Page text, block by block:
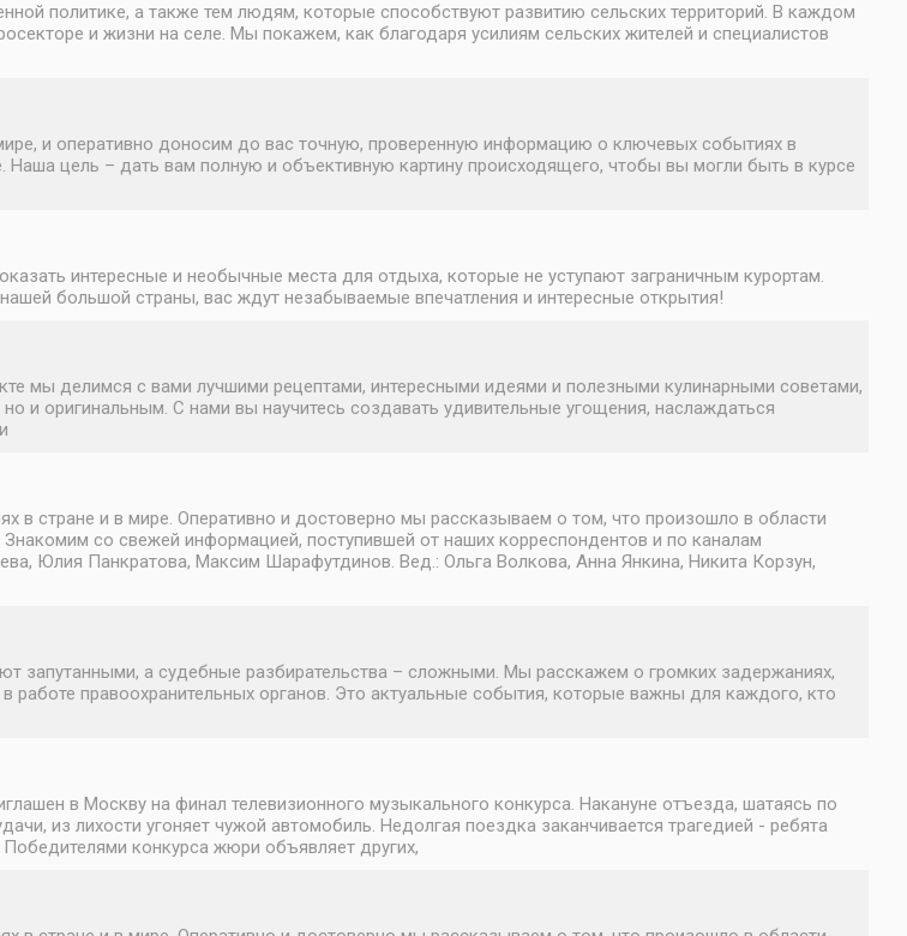
политике, а также тем людям, которые способствуют развитию сельских территорий. В каждом
и жизни на селе. Мы покажем, как благодаря усилиям сельских жителей и специалистов
и оперативно доносим до вас точную, проверенную информацию о ключевых событиях в
Наша цель – дать вам полную и объективную картину происходящего, чтобы вы могли быть в курсе
интересные и необычные места для отдыха, которые не уступают заграничным курортам.
большой страны, вас ждут незабываемые впечатления и интересные открытия!
мы делимся с вами лучшими рецептами, интересными идеями и полезными кулинарными советами,
и оригинальным. С нами вы научитесь создавать удивительные угощения, наслаждаться
стране и в мире. Оперативно и достоверно мы рассказываем о том, что произошло в области
со свежей информацией, поступившей от наших корреспондентов и по каналам
Юлия Панкратова, Максим Шарафутдинов. Вед.: Ольга Волкова, Анна Янкина, Никита Корзун,
запутанными, а судебные разбирательства – сложными. Мы расскажем о громких задержаниях,
работе правоохранительных органов. Это актуальные события, которые важны для каждого, кто
в Москву на финал телевизионного музыкального конкурса. Накануне отъезда, шатаясь по
из лихости угоняет чужой автомобиль. Недолгая поездка заканчивается трагедией - ребята
конкурса жюри объявляет других,